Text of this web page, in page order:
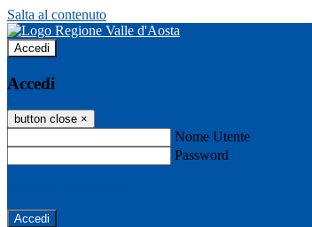
Salta al contenuto
Accedi
Accedi
button close ×
Nome Utente
Password